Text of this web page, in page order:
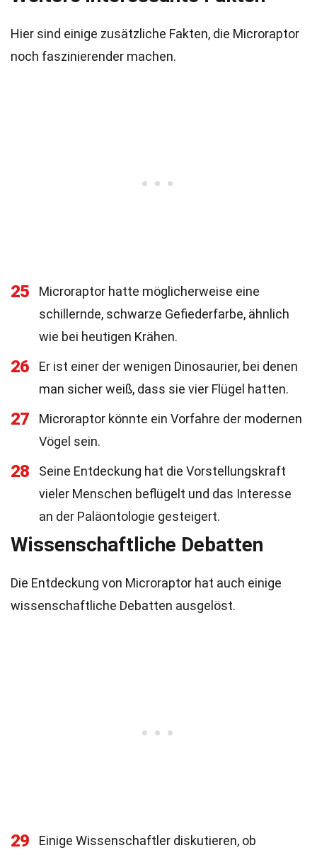
Hier sind einige zusätzliche Fakten, die Microraptor
noch faszinierender machen.
25
Microraptor hatte möglicherweise eine
schillernde, schwarze Gefiederfarbe, ähnlich
wie bei heutigen Krähen.
26
Er ist einer der wenigen Dinosaurier, bei denen
man sicher weiß, dass sie vier Flügel hatten.
27
Microraptor könnte ein Vorfahre der modernen
Vögel sein.
28
Seine Entdeckung hat die Vorstellungskraft
vieler Menschen beflügelt und das Interesse
an der Paläontologie gesteigert.
Wissenschaftliche Debatten
Die Entdeckung von Microraptor hat auch einige
wissenschaftliche Debatten ausgelöst.
29
Einige Wissenschaftler diskutieren, ob